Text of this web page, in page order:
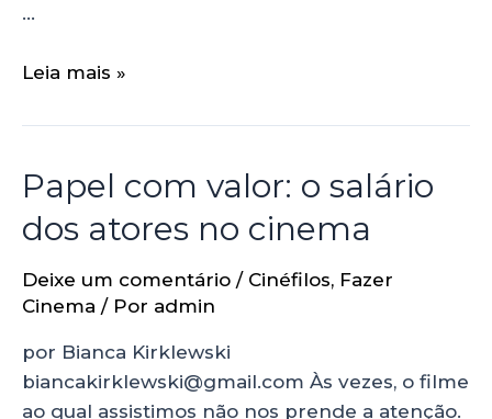
…
Leia mais »
Papel com valor: o salário
dos atores no cinema
Deixe um comentário / Cinéfilos, Fazer
Cinema / Por admin
por Bianca Kirklewski
biancakirklewski@gmail.com Às vezes, o filme
ao qual assistimos não nos prende a atenção.